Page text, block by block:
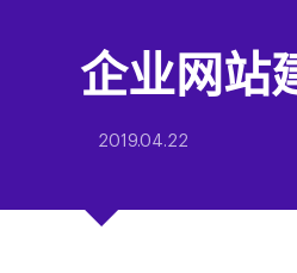
企业网站
2019.04.22